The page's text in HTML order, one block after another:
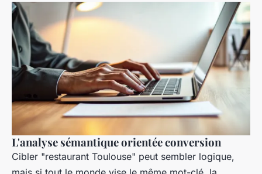
L'analyse sémantique orientée conversion
Cibler "restaurant Toulouse" peut sembler logique,